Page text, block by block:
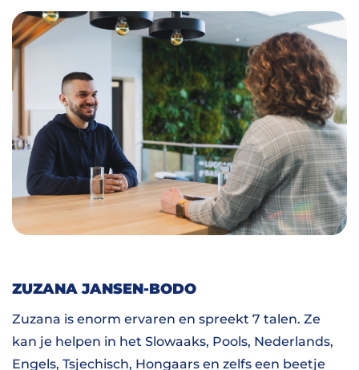
ZUZANA JANSEN-BODO
Zuzana is enorm ervaren en spreekt 7 talen. Ze
kan je helpen in het Slowaaks, Pools, Nederlands,
Engels, Tsjechisch, Hongaars en zelfs een beetje